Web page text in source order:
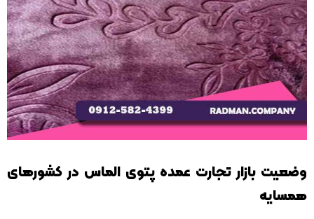
وضعیت بازار تجارت عمده پتوی الماس در کشورهای
همسایه